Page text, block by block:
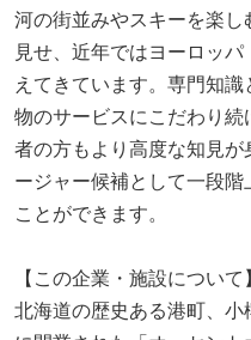
河の街並みやスキーを楽し
見せ、近年ではヨーロッ
えてきています。専門知
物のサービスにこだわり続
者の方もより高度な知見が
ージャー候補として一段階
ことができます。
【この企業・施設について】
北海道の歴史ある港町、